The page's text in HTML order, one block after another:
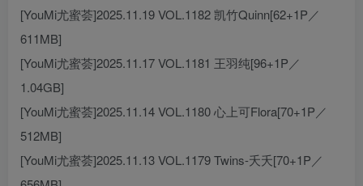
[YouMi尤蜜荟]2025.11.19 VOL.1182 凯竹Quinn[62+1P／
611MB]
[YouMi尤蜜荟]2025.11.17 VOL.1181 王羽纯[96+1P／
1.04GB]
[YouMi尤蜜荟]2025.11.14 VOL.1180 心上可Flora[70+1P／
512MB]
[YouMi尤蜜荟]2025.11.13 VOL.1179 Twins-夭夭[70+1P／